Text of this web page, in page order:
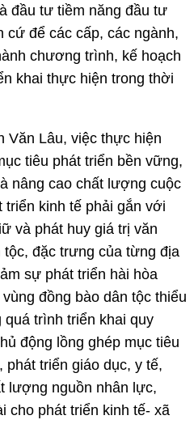
đầu tư tiềm năng đầu tư
để các cấp, các ngành,
chương trình, kế hoạch
khai thực hiện trong thời
Văn Lâu, việc thực hiện
tiêu phát triển bền vững,
nâng cao chất lượng cuộc
triển kinh tế phải gắn với
và phát huy giá trị văn
đặc trưng của từng địa
sự phát triển hài hòa
đồng bào dân tộc thiểu
quá trình triển khai quy
động lồng ghép mục tiêu
triển giáo dục, y tế,
lượng nguồn nhân lực,
cho phát triển kinh tế- xã